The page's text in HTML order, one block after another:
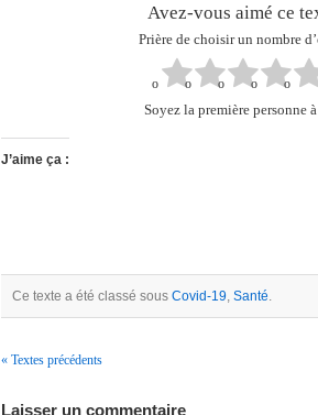
Avez-vous aimé ce
Prière de choisir un nombre
Soyez la première personne
J’aime ça :
Ce texte a été classé sous Covid-19, Santé.
« Textes précédents
Laisser un commentaire